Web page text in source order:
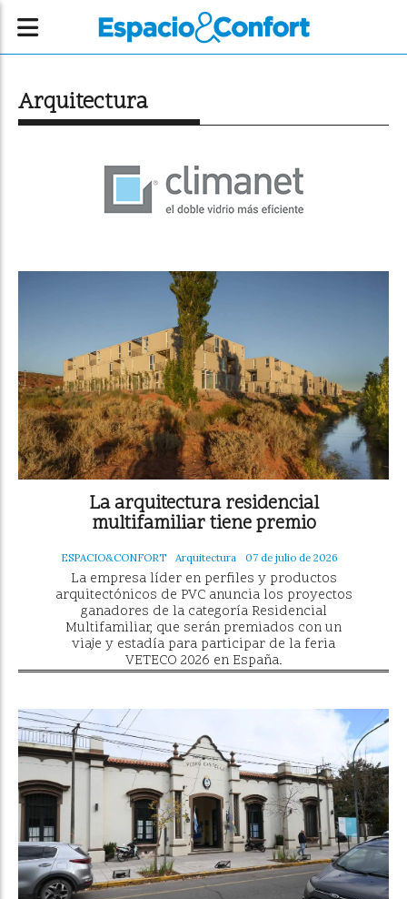
Arquitectura
La arquitectura residencial
multifamiliar tiene premio
ESPACIO&CONFORT Arquitectura 07 de julio de 2026
La empresa líder en perfiles y productos
arquitectónicos de PVC anuncia los proyectos
ganadores de la categoría Residencial
Multifamiliar, que serán premiados con un
viaje y estadía para participar de la feria
VETECO 2026 en España.